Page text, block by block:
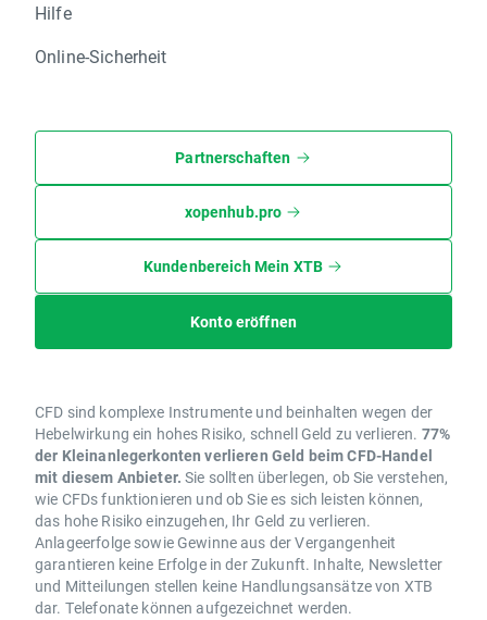
Hilfe
Online-Sicherheit
Partnerschaften
xopenhub.pro
Kundenbereich Mein XTB
Konto eröffnen
CFD sind komplexe Instrumente und beinhalten wegen der
Hebelwirkung ein hohes Risiko, schnell Geld zu verlieren. 77%
der Kleinanlegerkonten verlieren Geld beim CFD-Handel
mit diesem Anbieter. Sie sollten überlegen, ob Sie verstehen,
wie CFDs funktionieren und ob Sie es sich leisten können,
das hohe Risiko einzugehen, Ihr Geld zu verlieren.
Anlageerfolge sowie Gewinne aus der Vergangenheit
garantieren keine Erfolge in der Zukunft. Inhalte, Newsletter
und Mitteilungen stellen keine Handlungsansätze von XTB
dar. Telefonate können aufgezeichnet werden.